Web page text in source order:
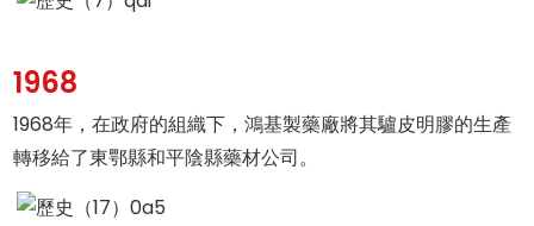
1968
1968年，在政府的組織下，鴻基製藥廠將其驢皮明膠的生產
轉移給了東鄂縣和平陰縣藥材公司。